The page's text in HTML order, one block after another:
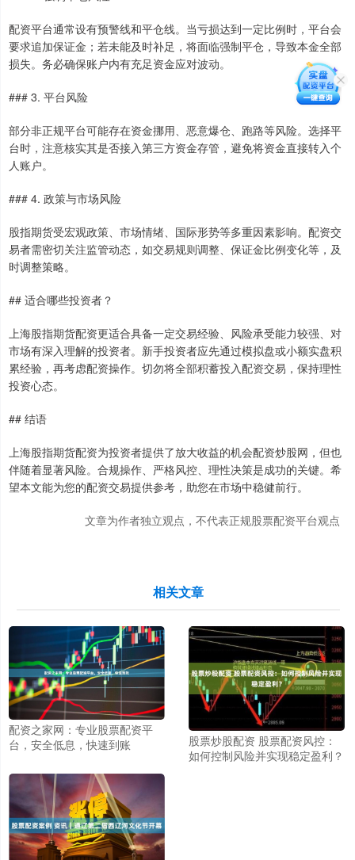
配资平台通常设有预警线和平仓线。当亏损达到一定比例时，平台会
要求追加保证金；若未能及时补足，将面临强制平仓，导致本金全部
损失。务必确保账户内有充足资金应对波动。
### 3. 平台风险
部分非正规平台可能存在资金挪用、恶意爆仓、跑路等风险。选择平
台时，注意核实其是否接入第三方资金存管，避免将资金直接转入个
人账户。
### 4. 政策与市场风险
股指期货受宏观政策、市场情绪、国际形势等多重因素影响。配资交
易者需密切关注监管动态，如交易规则调整、保证金比例变化等，及
时调整策略。
## 适合哪些投资者？
上海股指期货配资更适合具备一定交易经验、风险承受能力较强、对
市场有深入理解的投资者。新手投资者应先通过模拟盘或小额实盘积
累经验，再考虑配资操作。切勿将全部积蓄投入配资交易，保持理性
投资心态。
## 结语
上海股指期货配资为投资者提供了放大收益的机会配资炒股网，但也
伴随着显著风险。合规操作、严格风控、理性决策是成功的关键。希
望本文能为您的配资交易提供参考，助您在市场中稳健前行。
文章为作者独立观点，不代表正规股票配资平台观点
相关文章
配资之家网：专业股票配资平
台，安全低息，快速到账
股票炒股配资 股票配资风控：
如何控制风险并实现稳定盈利？